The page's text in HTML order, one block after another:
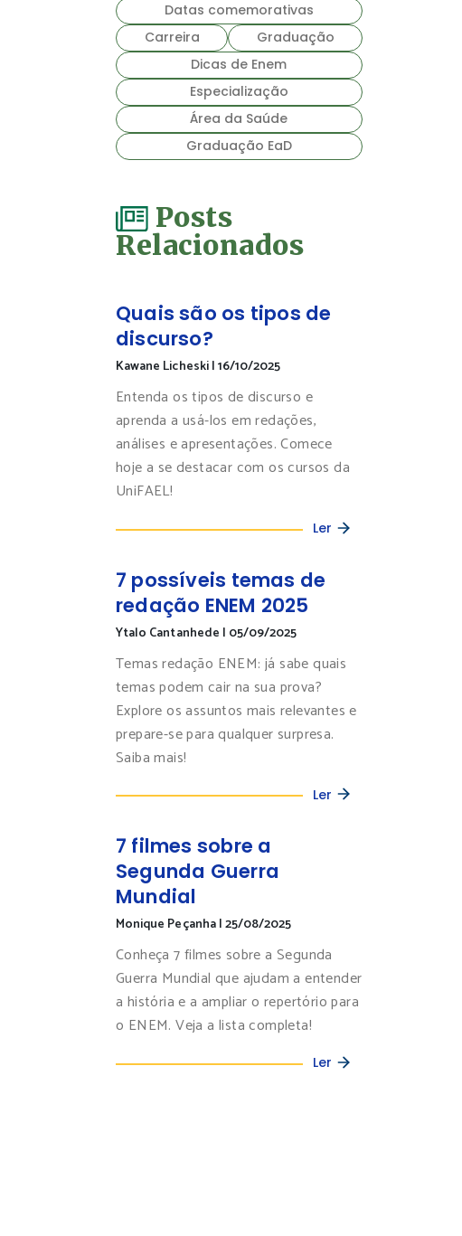
Datas comemorativas
Carreira
Graduação
Dicas de Enem
Especialização
Área da Saúde
Graduação EaD
Posts
Relacionados
Quais são os tipos de
discurso?
Kawane Licheski|16/10/2025
Entenda os tipos de discurso e
aprenda a usá-los em redações,
análises e apresentações. Comece
hoje a se destacar com os cursos da
UniFAEL!
Ler
7 possíveis temas de
redação ENEM 2025
Ytalo Cantanhede | 05/09/2025
Temas redação ENEM: já sabe quais
temas podem cair na sua prova?
Explore os assuntos mais relevantes e
prepare-se para qualquer surpresa.
Saiba mais!
Ler
7 filmes sobre a
Segunda Guerra
Mundial
Monique Peçanha|25/08/2025
Conheça 7 filmes sobre a Segunda
Guerra Mundial que ajudam a entender
a história e a ampliar o repertório para
o ENEM. Veja a lista completa!
Ler